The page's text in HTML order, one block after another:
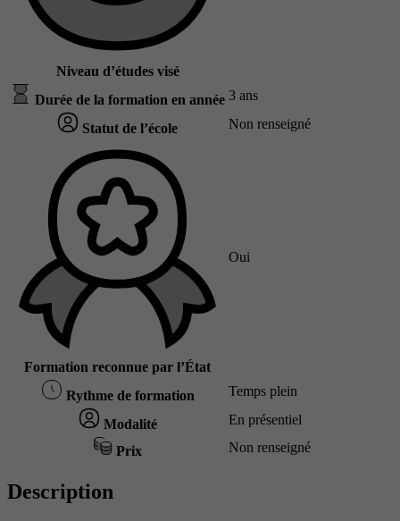
Niveau d’études visé
Durée de la formation en année 3 ans
Statut de l’école Non renseigné
Formation reconnue par l’État
Oui
Rythme de formation Temps plein
Modalité En présentiel
Prix Non renseigné
Description